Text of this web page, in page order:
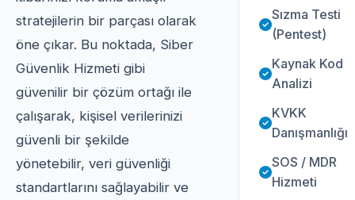
stratejilerin bir parçası olarak
öne çıkar. Bu noktada, Siber
Güvenlik Hizmeti gibi
güvenilir bir çözüm ortağı ile
çalışarak, kişisel verilerinizi
güvenli bir şekilde
yönetebilir, veri güvenliği
standartlarını sağlayabilir ve
Sızma Testi
(Pentest)
Kaynak Kod
Analizi
KVKK
Danışmanlığı
SOS / MDR
Hizmeti